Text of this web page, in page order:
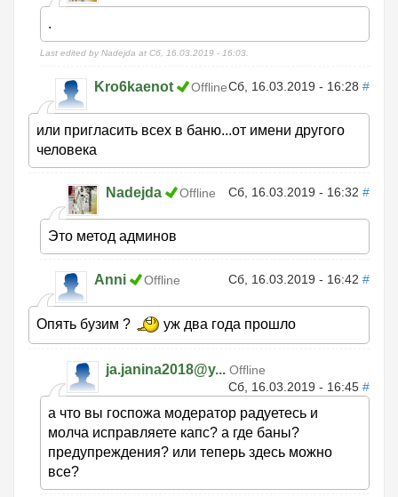
.
Last edited by Nadejda at Сб, 16.03.2019 - 16:03.
Kro6kaenot OfflineСб, 16.03.2019 - 16:28 #
или пригласить всех в баню...от имени другого
человека
Nadejda Offline Сб, 16.03.2019 - 16:32 #
Это метод админов
Anni Offline Сб, 16.03.2019 - 16:42 #
Опять бузим ? уж два года прошло
ja.janina2018@y... Offline
Сб, 16.03.2019 - 16:45 #
а что вы госпожа модератор радуетесь и
молча исправляете капс? а где баны?
предупреждения? или теперь здесь можно
все?